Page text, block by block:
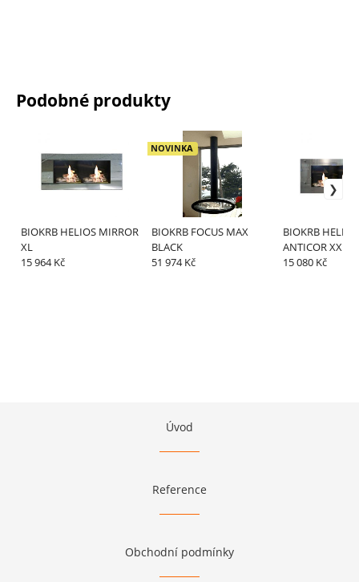
Podobné produkty
BIOKRB HELIOS MIRROR
XL
15 964 Kč
BIOKRB FOCUS MAX
BLACK
NOVINKA
51 974 Kč
BIOKRB HELIOS
ANTICOR XXL,G
15 080 Kč
Úvod
Reference
Obchodní podmínky